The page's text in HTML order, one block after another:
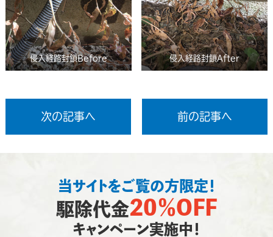
侵入経路封鎖Before 侵入経路封鎖After
次の記事へ 前の記事へ
当サイトをご覧の方限定！
駆除代金20％OFF
キャンペーン実施中！